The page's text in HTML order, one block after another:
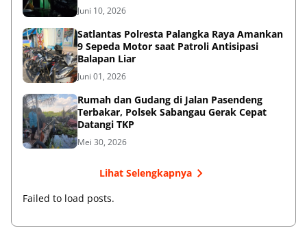
Juni 10, 2026
Satlantas Polresta Palangka Raya Amankan
9 Sepeda Motor saat Patroli Antisipasi
Balapan Liar
Juni 01, 2026
Rumah dan Gudang di Jalan Pasendeng
Terbakar, Polsek Sabangau Gerak Cepat
Datangi TKP
Mei 30, 2026
Lihat Selengkapnya
Failed to load posts.